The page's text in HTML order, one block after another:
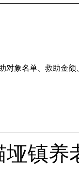
对象名单、救助金额
垭镇